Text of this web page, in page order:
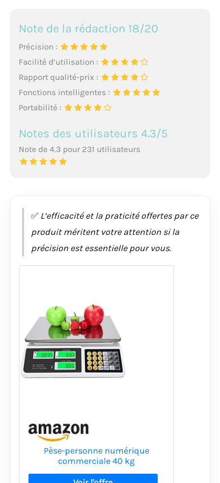
Note de la rédaction 18/20
Précision :
Facilité d’utilisation :
Rapport qualité-prix :
Fonctions intelligentes :
Portabilité :
Notes des utilisateurs 4.3/5
Note de 4.3 pour 231 utilisateurs
✅ L’efficacité et la praticité offertes par ce
produit méritent votre attention si la
précision est essentielle pour vous.
Pèse-personne numérique
commerciale 40 kg